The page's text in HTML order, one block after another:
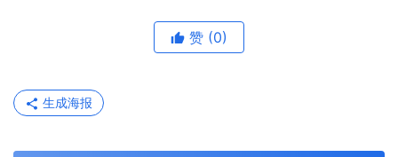
赞 (0)
生成海报